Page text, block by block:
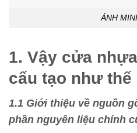
ẢNH
1. Vậy cửa
cấu tạo như thế
1.1 Giới thiệu về nguồn
phần nguyên liệu chính